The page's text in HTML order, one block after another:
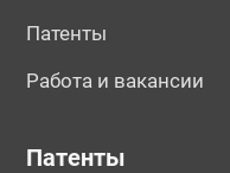
Патенты
Работа и вакансии
Патенты